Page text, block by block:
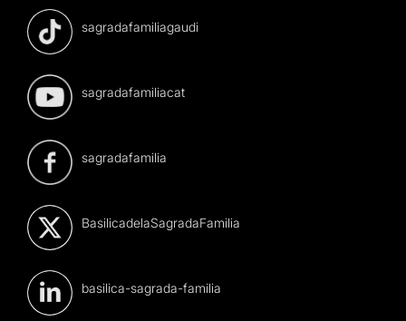
sagradafamiliagaudi
sagradafamiliacat
sagradafamilia
BasilicadelaSagradaFamilia
basilica-sagrada-familia